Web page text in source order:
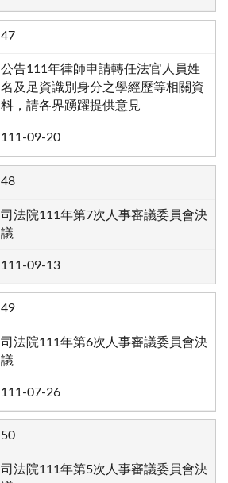
47
公告111年律師申請轉任法官人員姓
名及足資識別身分之學經歷等相關資
料，請各界踴躍提供意見
111-09-20
48
司法院111年第7次人事審議委員會決
議
111-09-13
49
司法院111年第6次人事審議委員會決
議
111-07-26
50
司法院111年第5次人事審議委員會決